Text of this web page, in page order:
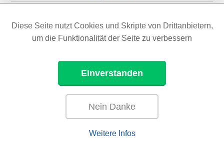
Diese Seite nutzt Cookies und Skripte von Drittanbietern,
um die Funktionalität der Seite zu verbessern
Einverstanden
Nein Danke
Weitere Infos